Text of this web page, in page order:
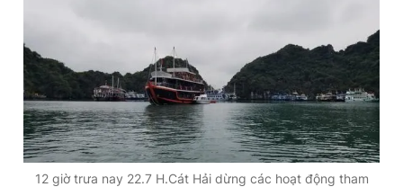
Theo dõi báo trên
Hotline
0906 645 777
Liên hệ quảng cáo
0908 780 404
Đặt báo Quảng cáo RSS Tòa soạn Chính sách bảo
12 giờ trưa nay 22.7 H.Cát Hải dừng các hoạt động tham